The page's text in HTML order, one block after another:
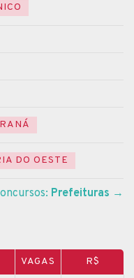
DO OESTE
Prefeituras →
VAGAS R$